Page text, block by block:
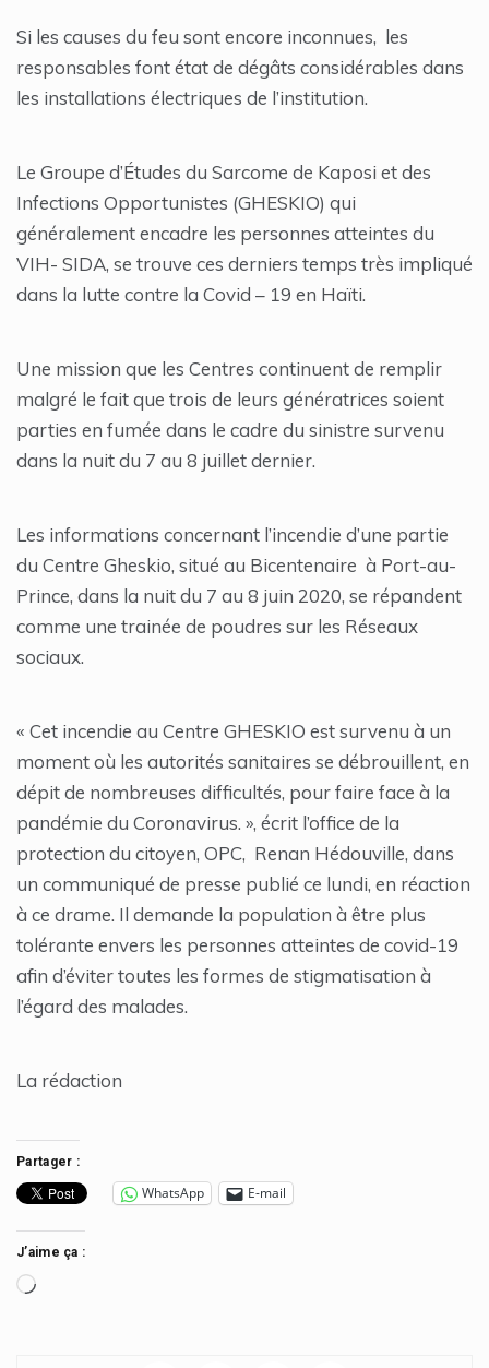
Si les causes du feu sont encore inconnues, les
responsables font état de dégâts considérables dans
les installations électriques de l’institution.
Le Groupe d’Études du Sarcome de Kaposi et des
Infections Opportunistes (GHESKIO) qui
généralement encadre les personnes atteintes du
VIH- SIDA, se trouve ces derniers temps très impliqué
dans la lutte contre la Covid – 19 en Haïti.
Une mission que les Centres continuent de remplir
malgré le fait que trois de leurs génératrices soient
parties en fumée dans le cadre du sinistre survenu
dans la nuit du 7 au 8 juillet dernier.
Les informations concernant l’incendie d’une partie
du Centre Gheskio, situé au Bicentenaire à Port-au-
Prince, dans la nuit du 7 au 8 juin 2020, se répandent
comme une trainée de poudres sur les Réseaux
sociaux.
« Cet incendie au Centre GHESKIO est survenu à un
moment où les autorités sanitaires se débrouillent, en
dépit de nombreuses difficultés, pour faire face à la
pandémie du Coronavirus. », écrit l’office de la
protection du citoyen, OPC, Renan Hédouville, dans
un communiqué de presse publié ce lundi, en réaction
à ce drame. Il demande la population à être plus
tolérante envers les personnes atteintes de covid-19
afin d’éviter toutes les formes de stigmatisation à
l’égard des malades.
La rédaction
Partager :
WhatsApp E-mail
J’aime ça :
Chargement…